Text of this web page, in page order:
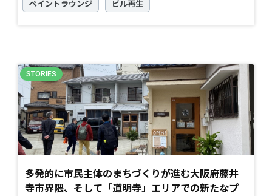
ペイントラウンジ ビル再生
多発的に市民主体のまちづくりが進む大阪府藤井
寺市界隈、そして「道明寺」エリアでの新たなプ